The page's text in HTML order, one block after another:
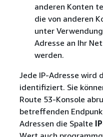
anderen Konten
die von anderen
unter
Adresse an Ihr
werden.
Jede IP-Adresse wird
identifiziert. Sie
Route 53-Konsole
betreffenden
Adressen die Spalte